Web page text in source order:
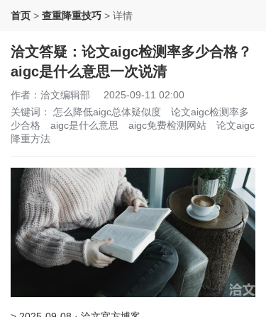
首页 > 查重降重技巧 > 详情
洽文答疑：论文aigc检测率多少合格？
aigc是什么意思一次说清
作者：洽文编辑部
2025-09-11 02:00
关键词： 怎么降低aigc总体疑似度
论文aigc检测率多
少合格
aigc是什么意思 aigc免费检测网站
论文aigc
降重方法